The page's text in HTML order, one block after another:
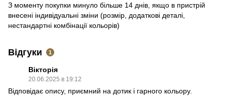
З моменту покупки минуло більше 14 днів , якщо в пристрій
внесені індивідуальні зміни (розмір, додаткові деталі,
нестандартні комбінації кольорів)
Відгуки 1
Вікторія
20.06.2025 в 19:12
Відповідає опису, приємний на дотик і гарного кольору.